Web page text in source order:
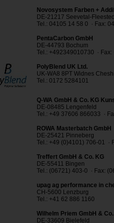
Novosystem Farben +
DE-21217 Seevetal-
Tel.: 04105 14 58 0 · Fax:
PentaCarbon GmbH
DE-44793 Bochum
Tel.: +492349010730 ·
PolyBlend UK Ltd.
UK-WA8 8PT Widnes
Tel.: 0172 5284101
Q-WA GmbH & Co. KG
DE-08485 Lengenfeld
Tel.: +49 37606 866033 ·
ROWA Masterbatch GmbH
DE-25421 Pinneberg
Tel.: +49 (0)4101) 706-01 ·
Treffert GmbH & Co. KG
DE-55411 Bingen
Tel.: (06721) 403-0 · Fax:
upag ag performance in
CH-5600 Lenzburg
Tel.: +41 62 886 1160
Wilhelm Priem GmbH &
DE-33609 Bielefeld